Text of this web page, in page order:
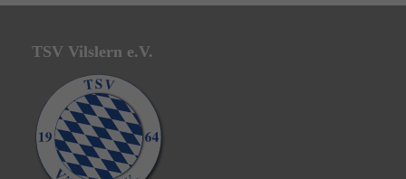
TSV Vilslern e.V.